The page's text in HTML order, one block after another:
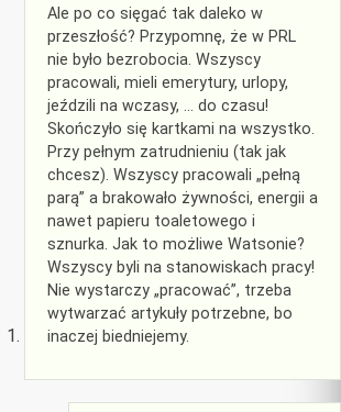
Ale po co sięgać tak daleko w
przeszłość? Przypomnę, że w PRL
nie było bezrobocia. Wszyscy
pracowali, mieli emerytury, urlopy,
jeździli na wczasy, … do czasu!
Skończyło się kartkami na wszystko.
Przy pełnym zatrudnieniu (tak jak
chcesz). Wszyscy pracowali „pełną
parą” a brakowało żywności, energii a
nawet papieru toaletowego i
sznurka. Jak to możliwe Watsonie?
Wszyscy byli na stanowiskach pracy!
Nie wystarczy „pracować”, trzeba
wytwarzać artykuły potrzebne, bo
inaczej biedniejemy.